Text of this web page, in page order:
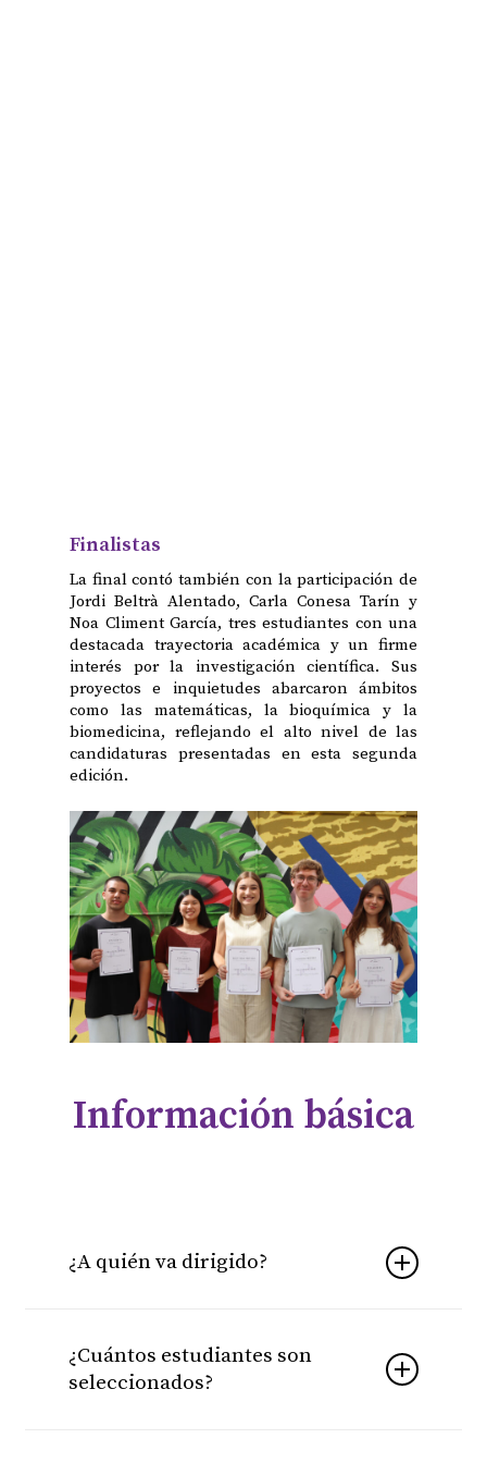
Finalistas
La final contó también con la participación de
Jordi Beltrà Alentado, Carla Conesa Tarín y
Noa Climent García, tres estudiantes con una
destacada trayectoria académica y un firme
interés por la investigación científica. Sus
proyectos e inquietudes abarcaron ámbitos
como las matemáticas, la bioquímica y la
biomedicina, reflejando el alto nivel de las
candidaturas presentadas en esta segunda
edición.
Información básica
¿A quién va dirigido?
Bachillerato de Ciencia y Tecnología de centros
educativos de la Comunidad Valenciana que
destaquen por su rendimiento académico, su
¿Cuántos estudiantes son
seleccionados?